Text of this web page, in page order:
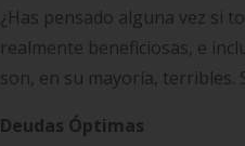
¿Has pensado alguna vez si
realmente beneficiosas, e
son, en su mayoría, terribles.
Deudas Óptimas